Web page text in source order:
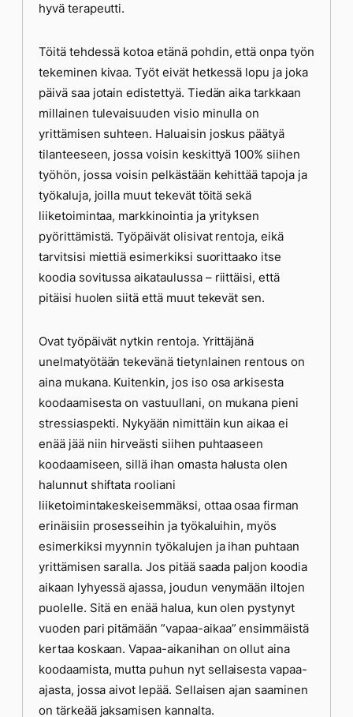
hyvä terapeutti.
Töitä tehdessä kotoa etänä pohdin, että onpa työn
tekeminen kivaa. Työt eivät hetkessä lopu ja joka
päivä saa jotain edistettyä. Tiedän aika tarkkaan
millainen tulevaisuuden visio minulla on
yrittämisen suhteen. Haluaisin joskus päätyä
tilanteeseen, jossa voisin keskittyä 100% siihen
työhön, jossa voisin pelkästään kehittää tapoja ja
työkaluja, joilla muut tekevät töitä sekä
liiketoimintaa, markkinointia ja yrityksen
pyörittämistä. Työpäivät olisivat rentoja, eikä
tarvitsisi miettiä esimerkiksi suorittaako itse
koodia sovitussa aikataulussa – riittäisi, että
pitäisi huolen siitä että muut tekevät sen.
Ovat työpäivät nytkin rentoja. Yrittäjänä
unelmatyötään tekevänä tietynlainen rentous on
aina mukana. Kuitenkin, jos iso osa arkisesta
koodaamisesta on vastuullani, on mukana pieni
stressiaspekti. Nykyään nimittäin kun aikaa ei
enää jää niin hirveästi siihen puhtaaseen
koodaamiseen, sillä ihan omasta halusta olen
halunnut shiftata rooliani
liiketoimintakeskeisemmäksi, ottaa osaa firman
erinäisiin prosesseihin ja työkaluihin, myös
esimerkiksi myynnin työkalujen ja ihan puhtaan
yrittämisen saralla. Jos pitää saada paljon koodia
aikaan lyhyessä ajassa, joudun venymään iltojen
puolelle. Sitä en enää halua, kun olen pystynyt
vuoden pari pitämään ”vapaa-aikaa” ensimmäistä
kertaa koskaan. Vapaa-aikanihan on ollut aina
koodaamista, mutta puhun nyt sellaisesta vapaa-
ajasta, jossa aivot lepää. Sellaisen ajan saaminen
on tärkeää jaksamisen kannalta.